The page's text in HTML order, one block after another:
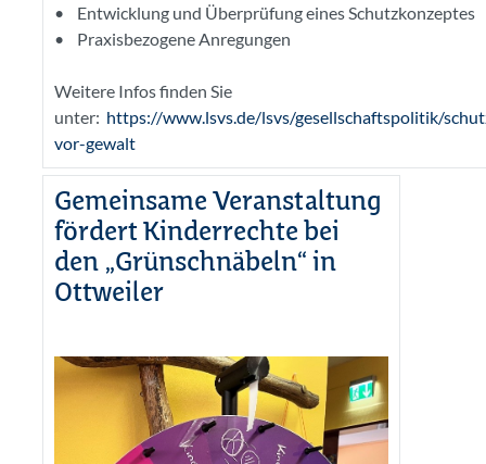
• Entwicklung und Überprüfung eines Schutzkonzeptes
• Praxisbezogene Anregungen
Weitere Infos finden Sie
unter: https://www.lsvs.de/lsvs/gesellschaftspolitik/
vor-gewalt
Gemeinsame Veranstaltung
fördert Kinderrechte bei
den „Grünschnäbeln“ in
Ottweiler